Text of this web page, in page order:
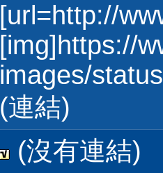
[url=http://
[img]https://
images/
(連結)
(沒有連結)